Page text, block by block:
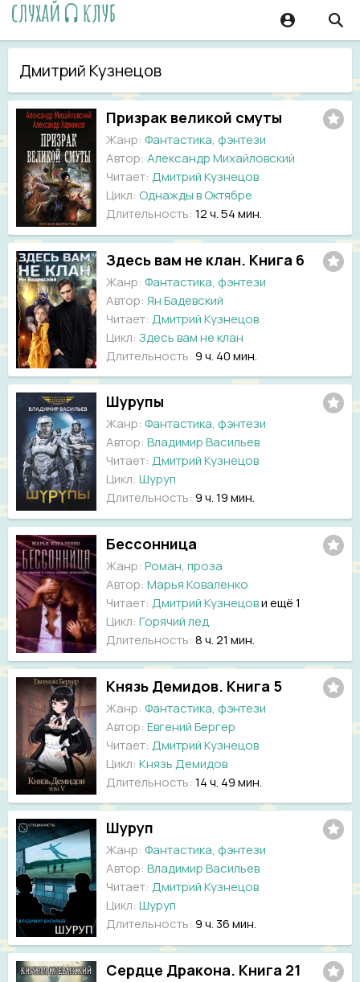
Дмитрий Кузнецов
Призрак великой смуты
Жанр: Фантастика, фэнтези
Автор: Александр Михайловский
Читает: Дмитрий Кузнецов
Цикл: Однажды в Октябре
Длительность: 12 ч. 54 мин.
Здесь вам не клан. Книга 6
Жанр: Фантастика, фэнтези
Автор: Ян Бадевский
Читает: Дмитрий Кузнецов
Цикл: Здесь вам не клан
Длительность: 9 ч. 40 мин.
Шурупы
Жанр: Фантастика, фэнтези
Автор: Владимир Васильев
Читает: Дмитрий Кузнецов
Цикл: Шуруп
Длительность: 9 ч. 19 мин.
Бессонница
Жанр: Роман, проза
Автор: Марья Коваленко
Читает: Дмитрий Кузнецови ещё 1
Цикл: Горячий лед
Длительность: 8 ч. 21 мин.
Князь Демидов. Книга 5
Жанр: Фантастика, фэнтези
Автор: Евгений Бергер
Читает: Дмитрий Кузнецов
Цикл: Князь Демидов
Длительность: 14 ч. 49 мин.
Шуруп
Жанр: Фантастика, фэнтези
Автор: Владимир Васильев
Читает: Дмитрий Кузнецов
Цикл: Шуруп
Длительность: 9 ч. 36 мин.
Сердце Дракона. Книга 21